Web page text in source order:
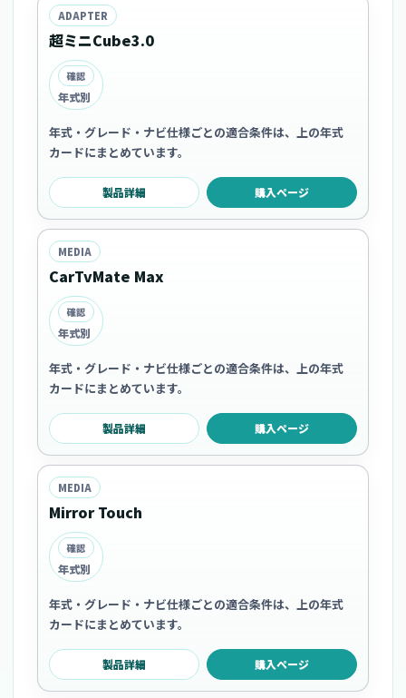
ADAPTER
超ミニCube3.0
確認
年式別
年式・グレード・ナビ仕様ごとの適合条件は、上の年式
カードにまとめています。
製品詳細 購入ページ
MEDIA
CarTvMate Max
確認
年式別
年式・グレード・ナビ仕様ごとの適合条件は、上の年式
カードにまとめています。
製品詳細 購入ページ
MEDIA
Mirror Touch
確認
年式別
年式・グレード・ナビ仕様ごとの適合条件は、上の年式
カードにまとめています。
製品詳細 購入ページ